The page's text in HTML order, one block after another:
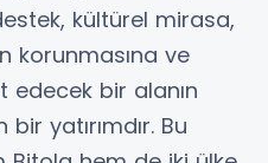
kültürel mirasa,
korunmasına ve
edecek bir alanın
yatırımdır. Bu